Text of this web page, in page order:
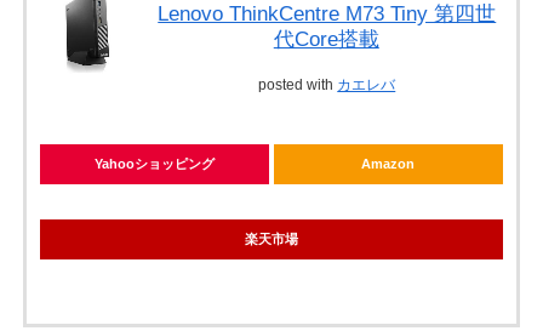
Lenovo ThinkCentre M73 Tiny 第四世
代Core搭載
posted with カエレバ
Yahooショッピング Amazon
楽天市場